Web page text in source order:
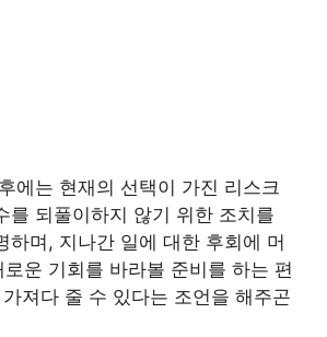
에는 현재의 선택이 가진 리스크
를 되풀이하지 않기 위한 조치를
하며, 지나간 일에 대한 후회에 머
운 기회를 바라볼 준비를 하는 편
져다 줄 수 있다는 조언을 해주곤